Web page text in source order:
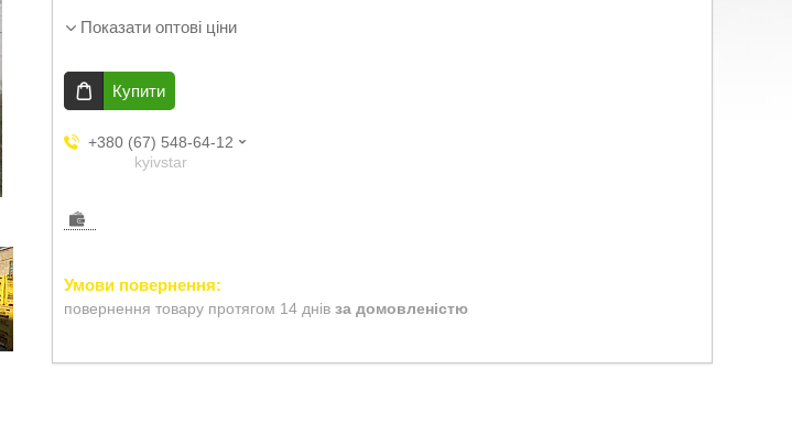
Показати оптові ціни
Купити
+380 (67) 548-64-12
kyivstar
повернення товару протягом 14 днів за домовленістю